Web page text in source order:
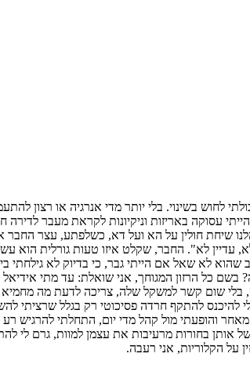
בשינוי. בלי יותר מדי אנרגיה או רצון
עסוקה באריזות וניקיונות לקראת מעבר
שיחת חולין על הא ועל דא, כשלפתע, עצר
עדיין לא". החבר, שקלט איזו טעות גורלית
לא שאל אם הייתי גבר, כי בדיוק לא
כל הרזון המגוחך, אני שואלת: עד מתי אידיאל
להיכנס להתקף חרדה פסיכוטי רק בגלל שרציתי
והופעתי מול קהל מדי יום, התחלתי להרגיש
אותן בחורות מרעיבות את עצמן למוות, גרם
על הקלוריות, אני רעבה.